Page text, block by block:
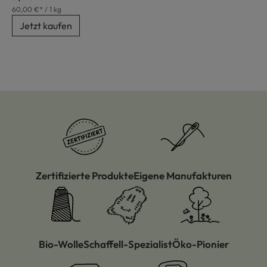
60,00 €* / 1 kg
Jetzt kaufen
Zertifizierte ProdukteEigene Manufakturen
Bio-WolleSchaffell-SpezialistÖko-Pionier